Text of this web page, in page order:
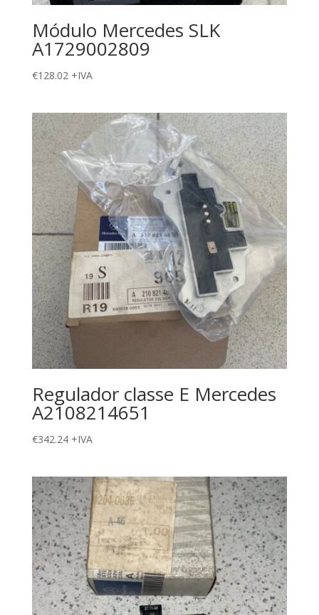
Módulo Mercedes SLK
A1729002809
€128.02 +IVA
Regulador classe E Mercedes
A2108214651
€342.24 +IVA